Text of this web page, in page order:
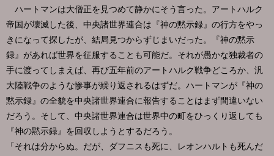
ハートマンは大僧正を見つめて静かにそう言った。アートハルク
帝国が壊滅した後、中央諸世界連合は『神の黙示録』の行方をやっ
きになって探したが、結局見つからずじまいだった。『神の黙示
録』があれば世界を征服することも可能だ。それが愚かな独裁者の
手に渡ってしまえば、再び五年前のアートハルク戦争どころか、汎
大陸戦争のような惨事が繰り返されるはずだ。ハートマンが『神の
黙示録』の全貌を中央諸世界連合に報告することはまず間違いない
だろう。そして、中央諸世界連合は世界中の町をひっくり返しても
『神の黙示録』を回収しようとするだろう。
「それは分からぬ。だが、ダフニスも死に、レオンハルトも死んだ